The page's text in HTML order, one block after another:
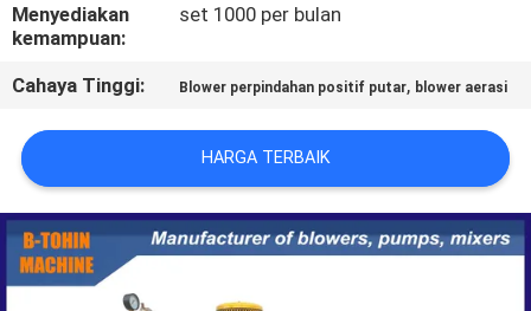
PERMINTAAN
PENAWARAN
COMPANY
NEWS
SITEMAP
Menyediakan
kemampuan:
set 1000 per bulan
Cahaya Tinggi: Blower perpindahan positif putar, blower aerasi
HARGA TERBAIK